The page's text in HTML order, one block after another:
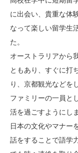
に出会い、貴重な体
なって楽しい留学生
た。
オーストラリアから
ともあり、すぐに打
り、京都観光などを
ファミリーの一員と
活を過ごすようにし
日本の文化やマナー
話をすることで語学